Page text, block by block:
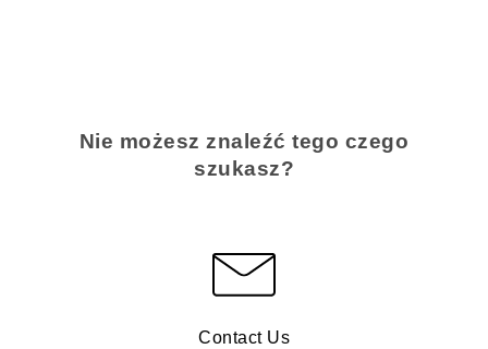
Nie możesz znaleźć tego czego
szukasz?
Contact Us